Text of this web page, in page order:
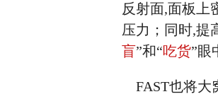
反射面,面板上
压力；同时,提
盲”和“吃货”眼
FAST也将大